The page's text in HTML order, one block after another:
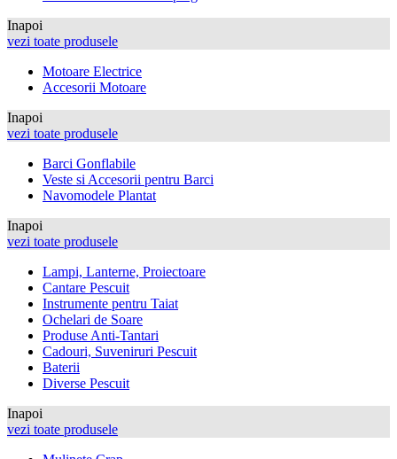
Inapoi
vezi toate produsele
Motoare Electrice
Accesorii Motoare
Inapoi
vezi toate produsele
Barci Gonflabile
Veste si Accesorii pentru Barci
Navomodele Plantat
Inapoi
vezi toate produsele
Lampi, Lanterne, Proiectoare
Cantare Pescuit
Instrumente pentru Taiat
Ochelari de Soare
Produse Anti-Tantari
Cadouri, Suveniruri Pescuit
Baterii
Diverse Pescuit
Inapoi
vezi toate produsele